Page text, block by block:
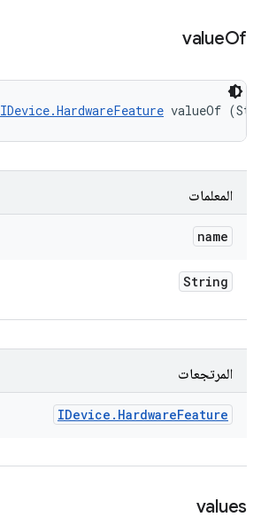
valueOf
IDevice.HardwareFeature valueOf
المعلمات
name
String
المرتجعات
IDevice . HardwareFeature
values